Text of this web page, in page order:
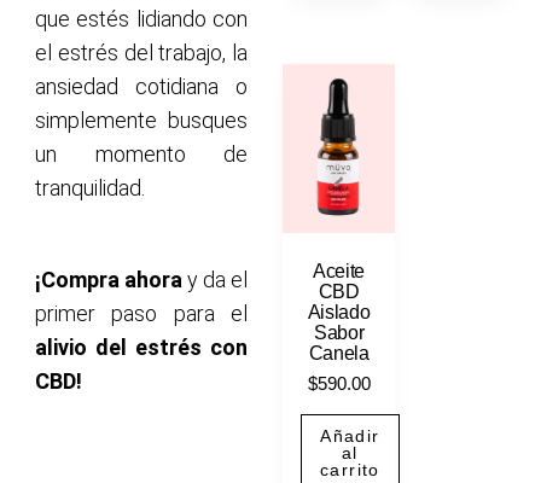
que estés lidiando con
el estrés del trabajo, la
ansiedad cotidiana o
simplemente busques
un momento de
tranquilidad.
¡Compra ahora y da el
primer paso para el
alivio del estrés con
CBD!
Aceite
CBD
Aislado
Sabor
Canela
$590.00
Añadir
al
carrito